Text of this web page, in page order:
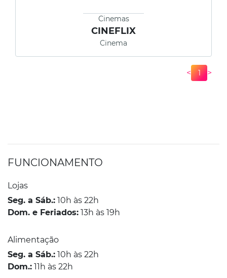
Cinemas
CINEFLIX
Cinema
< 1 >
FUNCIONAMENTO
Lojas
Seg. a Sáb.: 10h às 22h
Dom. e Feriados: 13h às 19h
Alimentação
Seg. a Sáb.: 10h às 22h
Dom.: 11h às 22h